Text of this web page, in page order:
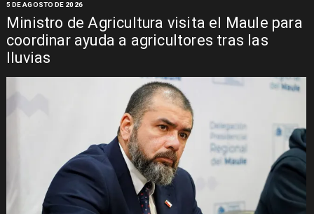
Ministro de Agricultura visita el Maule para
coordinar ayuda a agricultores tras las
lluvias
5 DE AGOSTO DE 2026